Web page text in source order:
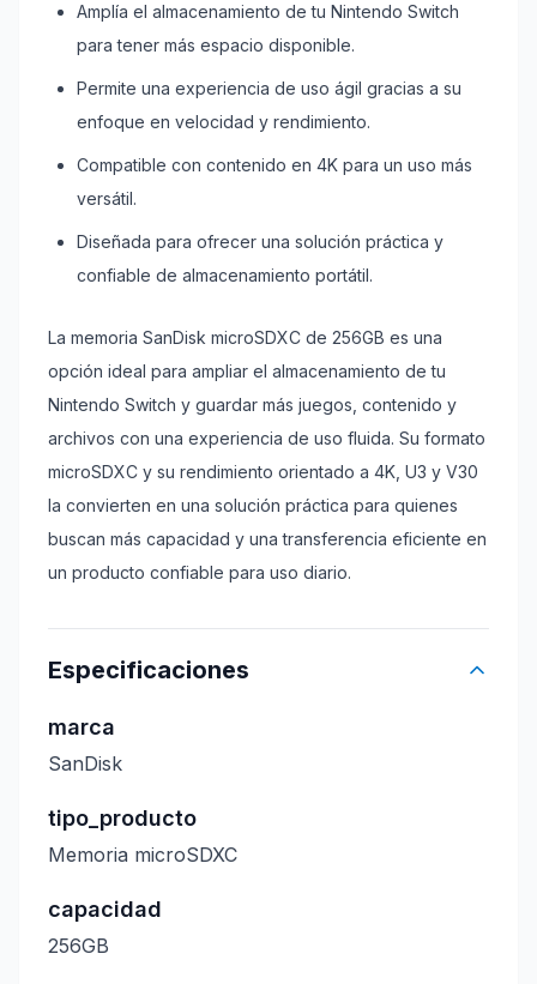
Amplía el almacenamiento de tu Nintendo Switch
para tener más espacio disponible.
Permite una experiencia de uso ágil gracias a su
enfoque en velocidad y rendimiento.
Compatible con contenido en 4K para un uso más
versátil.
Diseñada para ofrecer una solución práctica y
confiable de almacenamiento portátil.
La memoria SanDisk microSDXC de 256GB es una
opción ideal para ampliar el almacenamiento de tu
Nintendo Switch y guardar más juegos, contenido y
archivos con una experiencia de uso fluida. Su formato
microSDXC y su rendimiento orientado a 4K, U3 y V30
la convierten en una solución práctica para quienes
buscan más capacidad y una transferencia eficiente en
un producto confiable para uso diario.
Especificaciones
marca
SanDisk
tipo_producto
Memoria microSDXC
capacidad
256GB